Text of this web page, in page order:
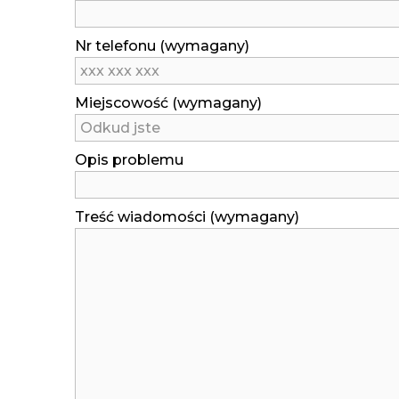
Nr telefonu (wymagany)
Miejscowość (wymagany)
Opis problemu
Treść wiadomości (wymagany)